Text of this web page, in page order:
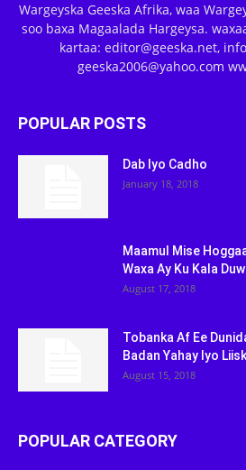
Wargeyska Geeska Afrika, waa
soo baxa Magaalada Hargeysa.
kartaa: editor@geeska.net,
geeska2006@yahoo.com
POPULAR POSTS
Dab Iyo Cadho
January 18, 2018
Maamul Mise
Waxa Ay Ku Kala
August 17, 2018
Tobanka Af Ee
Badan Yahay Iyo
August 15, 2018
POPULAR CATEGORY